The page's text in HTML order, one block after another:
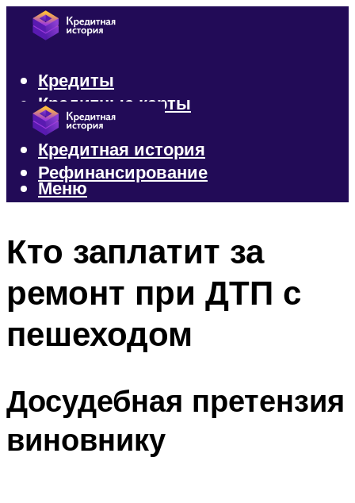
Кредиты
Кредитные карты
Микрозаймы
Кредитная история
Рефинансирование
Меню
Кто заплатит за
ремонт при ДТП с
пешеходом
Досудебная претензия
виновнику